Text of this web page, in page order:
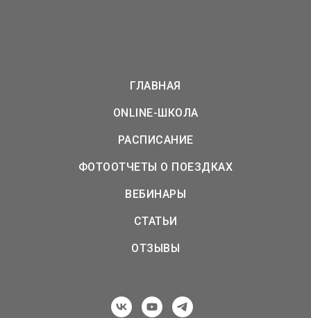
ГЛАВНАЯ
ONLINE-ШКОЛА
РАСПИСАНИЕ
ФОТООТЧЕТЫ О ПОЕЗДКАХ
ВЕБИНАРЫ
СТАТЬИ
ОТЗЫВЫ